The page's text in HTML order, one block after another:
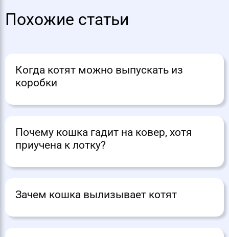
Похожие статьи
Когда котят можно выпускать из
коробки
Почему кошка гадит на ковер, хотя
приучена к лотку?
Зачем кошка вылизывает котят